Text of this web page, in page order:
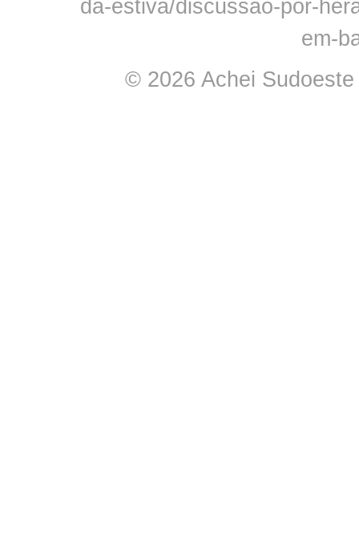
da-estiva/discussao-por-
em-
© 2026 Achei